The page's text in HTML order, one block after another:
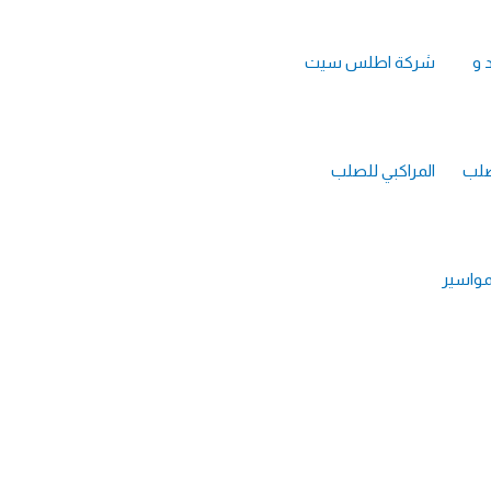
و شركة اطلس سيت
المراكبي للصلب